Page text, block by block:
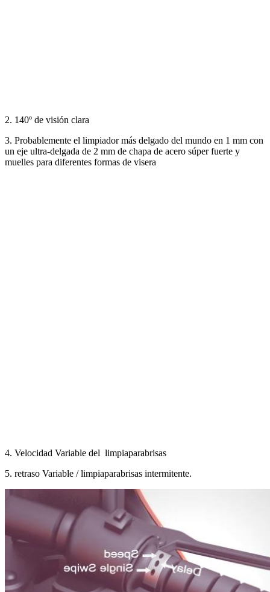
2. 140º de visión clara
3. Probablemente el limpiador más delgado del mundo en 1 mm con
un eje ultra-delgada de 2 mm de chapa de acero súper fuerte y
muelles para diferentes formas de visera
4. Velocidad Variable del limpiaparabrisas
5. retraso Variable / limpiaparabrisas intermitente.